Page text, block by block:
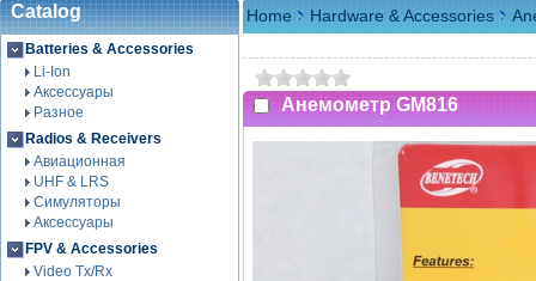
Catalog
Batteries & Accessories
Li-Ion
Аксессуары
Разное
Radios & Receivers
Авиационная
UHF & LRS
Симуляторы
Аксессуары
FPV & Accessories
Video Tx/Rx
Home Hardware & Accessories
Анемометр GM816